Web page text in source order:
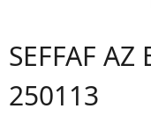
SEFFAF AZ
250113